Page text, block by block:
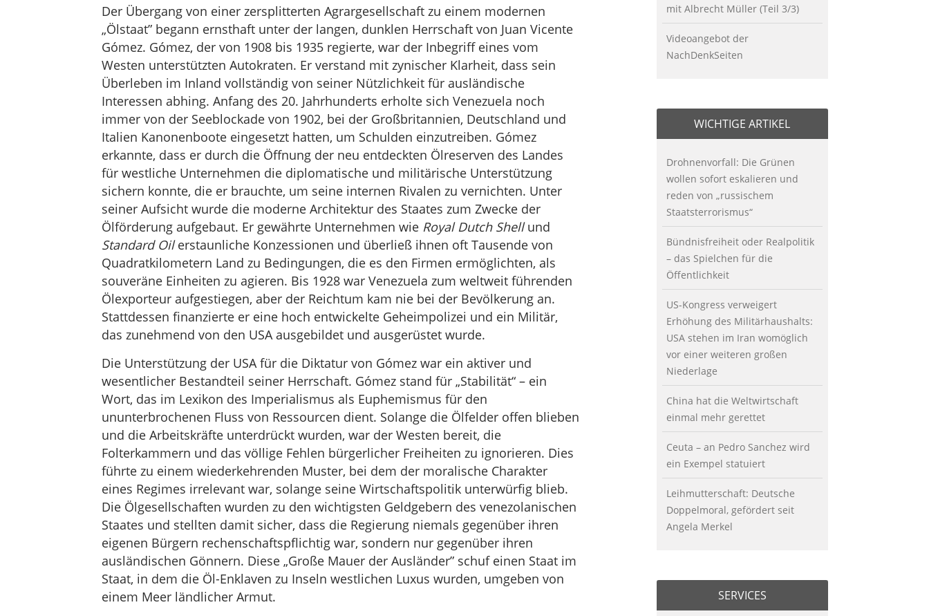
Der Übergang von einer zersplitterten Agrargesellschaft zu einem modernen
„Ölstaat” begann ernsthaft unter der langen, dunklen Herrschaft von Juan Vicente
Gómez. Gómez, der von 1908 bis 1935 regierte, war der Inbegriff eines vom
Westen unterstützten Autokraten. Er verstand mit zynischer Klarheit, dass sein
Überleben im Inland vollständig von seiner Nützlichkeit für ausländische
Interessen abhing. Anfang des 20. Jahrhunderts erholte sich Venezuela noch
immer von der Seeblockade von 1902, bei der Großbritannien, Deutschland und
Italien Kanonenboote eingesetzt hatten, um Schulden einzutreiben. Gómez
erkannte, dass er durch die Öffnung der neu entdeckten Ölreserven des Landes
für westliche Unternehmen die diplomatische und militärische Unterstützung
sichern konnte, die er brauchte, um seine internen Rivalen zu vernichten. Unter
seiner Aufsicht wurde die moderne Architektur des Staates zum Zwecke der
Ölförderung aufgebaut. Er gewährte Unternehmen wie Royal Dutch Shellund
Standard Oilerstaunliche Konzessionen und überließ ihnen oft Tausende von
Quadratkilometern Land zu Bedingungen, die es den Firmen ermöglichten, als
souveräne Einheiten zu agieren. Bis 1928 war Venezuela zum weltweit führenden
Ölexporteur aufgestiegen, aber der Reichtum kam nie bei der Bevölkerung an.
Stattdessen finanzierte er eine hoch entwickelte Geheimpolizei und ein Militär,
das zunehmend von den USA ausgebildet und ausgerüstet wurde.
Die Unterstützung der USA für die Diktatur von Gómez war ein aktiver und
wesentlicher Bestandteil seiner Herrschaft. Gómez stand für „Stabilität“ – ein
Wort, das im Lexikon des Imperialismus als Euphemismus für den
ununterbrochenen Fluss von Ressourcen dient. Solange die Ölfelder offen blieben
und die Arbeitskräfte unterdrückt wurden, war der Westen bereit, die
Folterkammern und das völlige Fehlen bürgerlicher Freiheiten zu ignorieren. Dies
führte zu einem wiederkehrenden Muster, bei dem der moralische Charakter
eines Regimes irrelevant war, solange seine Wirtschaftspolitik unterwürfig blieb.
Die Ölgesellschaften wurden zu den wichtigsten Geldgebern des venezolanischen
Staates und stellten damit sicher, dass die Regierung niemals gegenüber ihren
eigenen Bürgern rechenschaftspflichtig war, sondern nur gegenüber ihren
ausländischen Gönnern. Diese „Große Mauer der Ausländer” schuf einen Staat im
Staat, in dem die Öl-Enklaven zu Inseln westlichen Luxus wurden, umgeben von
einem Meer ländlicher Armut.
mit Albrecht Müller (Teil 3/3)
Videoangebot der
NachDenkSeiten
WICHTIGE ARTIKEL
Drohnenvorfall: Die Grünen
wollen sofort eskalieren und
reden von „russischem
Staatsterrorismus“
Bündnisfreiheit oder Realpolitik
– das Spielchen für die
Öffentlichkeit
US-Kongress verweigert
Erhöhung des Militärhaushalts:
USA stehen im Iran womöglich
vor einer weiteren großen
Niederlage
China hat die Weltwirtschaft
einmal mehr gerettet
Ceuta – an Pedro Sanchez wird
ein Exempel statuiert
Leihmutterschaft: Deutsche
Doppelmoral, gefördert seit
Angela Merkel
SERVICES